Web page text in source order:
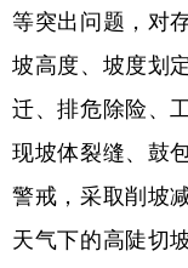
等突出问题，对
坡高度、坡度划
迁、排危除险、
现坡体裂缝、鼓
警戒，采取削坡
天气下的高陡切